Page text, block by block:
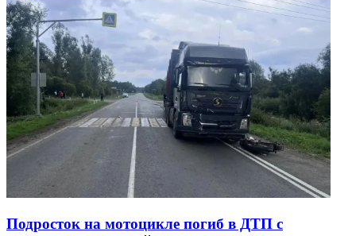
Подросток на мотоцикле погиб в ДТП с